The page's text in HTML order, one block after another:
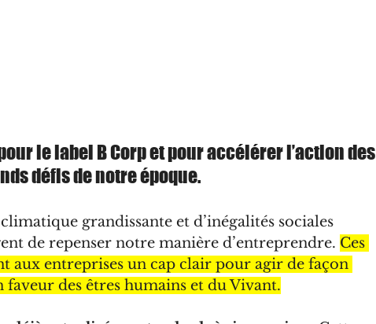
le label B Corp et pour accélérer l’action des
défis de notre époque.
grandissante et d’inégalités sociales
de repenser notre manière d’entreprendre. Ces
aux entreprises un cap clair pour agir de façon
des êtres humains et du Vivant.